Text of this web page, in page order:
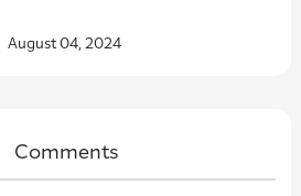
August 04, 2024
Comments